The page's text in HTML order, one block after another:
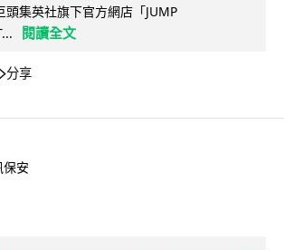
頭集英社旗下官方網店「JUMP
閱讀全文
分享
保安